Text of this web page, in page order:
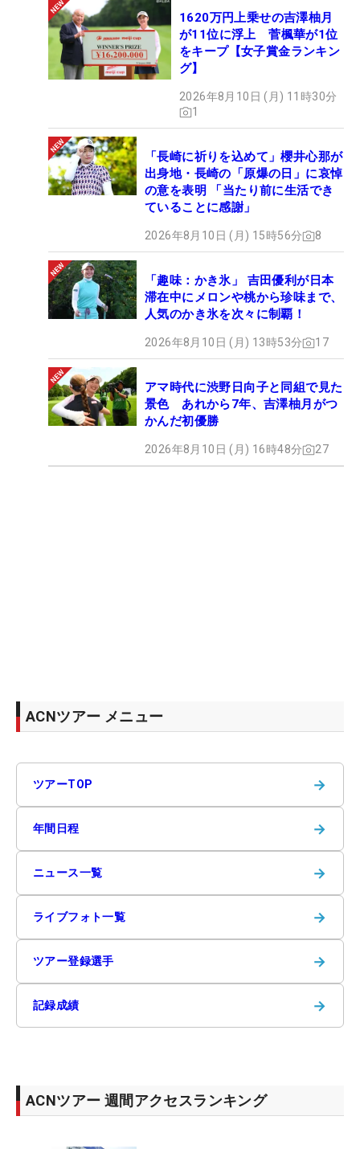
1620万円上乗せの吉澤柚月
が11位に浮上 菅楓華が1位
をキープ【女子賞金ランキン
グ】
2026年8月10日 (月) 11時30分
1
「長崎に祈りを込めて」櫻井心那が
出身地・長崎の「原爆の日」に哀悼
の意を表明 「当たり前に生活でき
ていることに感謝」
2026年8月10日 (月) 15時56分 8
「趣味：かき氷」 吉田優利が日本
滞在中にメロンや桃から珍味まで、
人気のかき氷を次々に制覇！
2026年8月10日 (月) 13時53分 17
アマ時代に渋野日向子と同組で見た
景色 あれから7年、吉澤柚月がつ
かんだ初優勝
2026年8月10日 (月) 16時48分 27
ACNツアー メニュー
ツアーTOP →
年間日程 →
ニュース一覧 →
ライブフォト一覧 →
ツアー登録選手 →
記録成績 →
ACNツアー 週間アクセスランキング